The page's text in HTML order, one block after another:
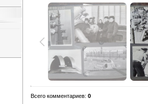
Всего комментариев: 0